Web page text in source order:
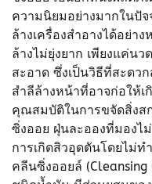
ความนิยมอย่างมากในปั
ล้างเครื่องสำอางได้อย่
ล้างไม่ยุ่งยาก เพียงแค่น
สะอาด ซึ่งเป็นวิธีที่สะดว
สำลีล้างหน้าที่อาจก่อให้เ
คุณสมบัติในการขจัดสิ่ง
ซิ่งออย ฝุ่นละอองที่มองไ
การเกิดสิวอุดตันโดยไม่ท
คลีนซิ่งออยล์​